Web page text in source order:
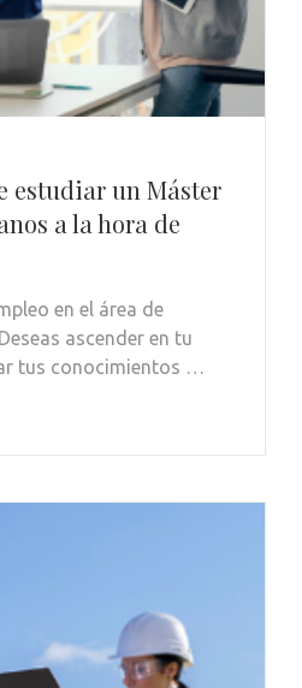
estudiar un Máster
a la hora de
en el área de
ascender en tu
tus conocimientos …